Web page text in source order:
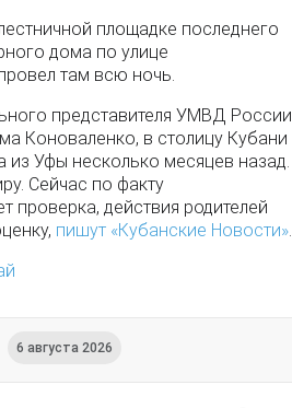
площадке последнего
дома по улице
там всю ночь.
представителя УМВД России
Коноваленко, в столицу Кубани
из Уфы несколько месяцев назад.
Сейчас по факту
проверка, действия родителей
пишут «Кубанские Новости».
6 августа 2026